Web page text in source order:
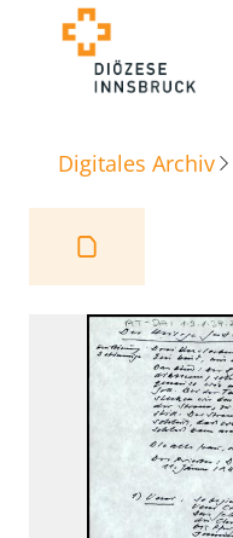
Digitales Archiv